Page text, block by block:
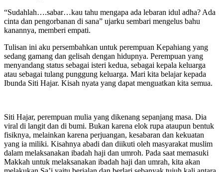
“Sudahlah….sabar…kau tahu mengapa ada lebaran idul adha? Ada
cinta dan pengorbanan di sana” ujarku sembari mengelus bahu
kanannya, memberi empati.
Tulisan ini aku persembahkan untuk perempuan Kepahiang yang
sedang gamang dan gelisah dengan hidupnya. Perempuan yang
menyandang status sebagai isteri kedua, sebagai kepala keluarga
atau sebagai tulang punggung keluarga. Mari kita belajar kepada
Ibunda Siti Hajar. Kisah nyata yang dapat menguatkan kita semua.
Siti Hajar, perempuan mulia yang dikenang sepanjang masa. Dia
viral di langit dan di bumi. Bukan karena elok rupa ataupun bentuk
fisiknya, melainkan karena perjuangan, kesabaran dan kekuatan
yang ia miliki. Kisahnya abadi dan diikuti oleh masyarakat muslim
dalam melaksanakan ibadah haji dan umroh. Pada saat memasuki
Makkah untuk melaksanakan ibadah haji dan umrah, kita akan